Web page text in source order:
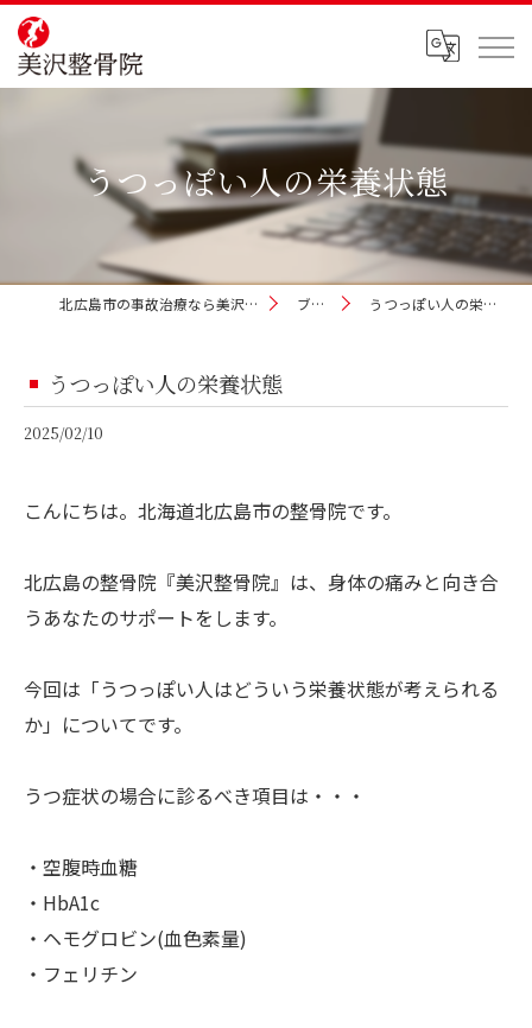
うつっぽい人の栄養状態
北広島市の事故治療なら美沢整骨院 ブログ うつっぽい人の栄養状態
うつっぽい人の栄養状態
2025/02/10
こんにちは。北海道北広島市の整骨院です。
北広島の整骨院『美沢整骨院』は、身体の痛みと向き合
うあなたのサポートをします。
今回は「うつっぽい人はどういう栄養状態が考えられる
か」についてです。
うつ症状の場合に診るべき項目は・・・
・空腹時血糖
・HbA1c
・ヘモグロビン(血色素量)
・フェリチン